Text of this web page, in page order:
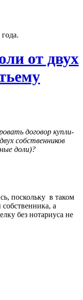
от двух
договор купли-
собственников
доли)?
поскольку в таком
а
без нотариуса не